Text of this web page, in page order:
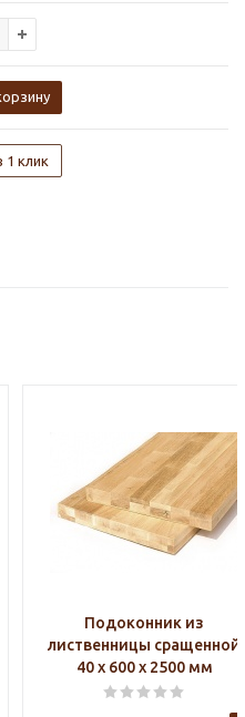
1 клик
Подоконник из
лиственницы сращенной
40 х 600 х 2500 мм